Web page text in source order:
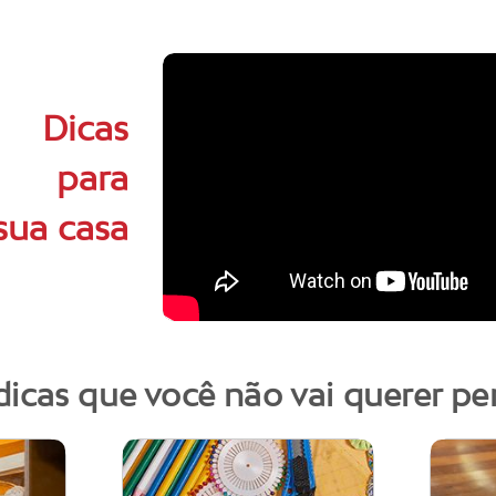
Dicas
para
casa
que você não vai querer